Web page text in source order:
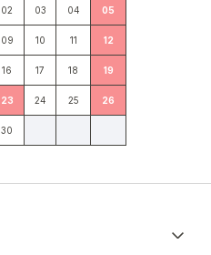
02 03 04 05
09 10 11 12
16 17 18 19
23 24 25 26
30